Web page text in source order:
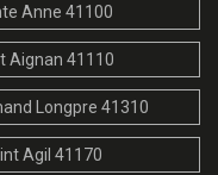
Anne 41100
Aignan 41110
Longpre 41310
Agil 41170